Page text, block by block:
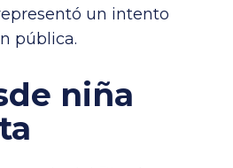
un intento
pública.
niña